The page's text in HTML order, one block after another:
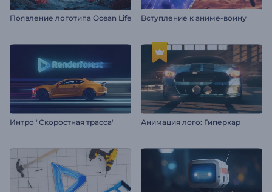
Появление логотипа Ocean Life Вступление к аниме-воину
Интро "Скоростная трасса" Анимация лого: Гиперкар